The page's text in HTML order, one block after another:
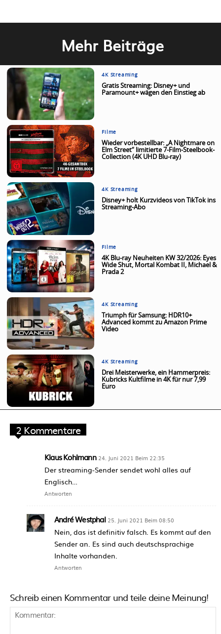
Mehr Beiträge
4K Streaming
Gratis Streaming: Disney+ und
Paramount+ wägen den Einstieg ab
Filme
Wieder vorbestellbar: „A Nightmare on
Elm Street“ limitierte 7-Film-Steelbook-
Collection (4K UHD Blu-ray)
4K Streaming
Disney+ holt Kurzvideos von TikTok ins
Streaming-Abo
Filme
4K Blu-ray Neuheiten KW 32/2026: Eyes
Wide Shut, Mortal Kombat II, Michael &
Prada 2
4K Streaming
Triumph für Samsung: HDR10+
Advanced kommt zu Amazon Prime
Video
4K Streaming
Drei Meisterwerke, ein Hammerpreis:
Kubricks Kultfilme in 4K für nur 7,99
Euro
2 Kommentare
Klaus Kohlmann 24. Juni 2021 Beim 22:35
Der streaming-Sender sendet wohl alles auf
Englisch…
Antworten
André Westphal 25. Juni 2021 Beim 08:50
Nein, das ist definitiv falsch. Es kommt auf den
Sender an. Es sind auch deutschsprachige
Inhalte vorhanden.
Antworten
Schreib einen Kommentar und teile deine Meinung!